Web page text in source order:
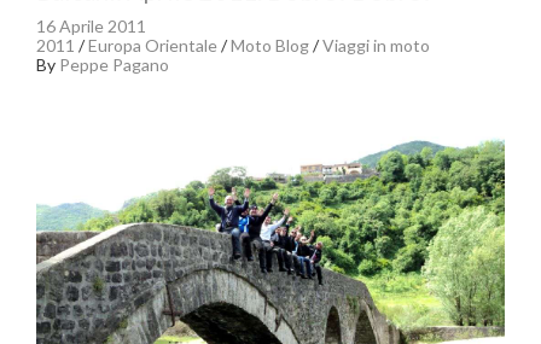
16 Aprile 2011
2011 /Europa Orientale/Moto Blog/Viaggi in moto
By Peppe Pagano